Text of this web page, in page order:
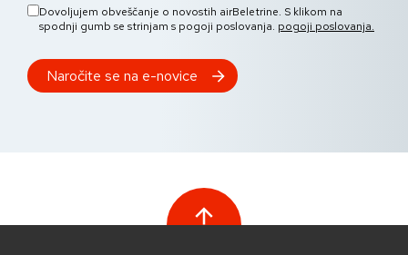
Dovoljujem obveščanje o novostih airBeletrine. S klikom na
spodnji gumb se strinjam s pogoji poslovanja. pogoji poslovanja.